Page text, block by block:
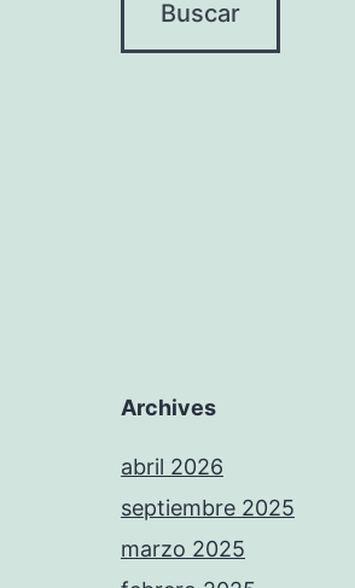
Archives
abril 2026
septiembre 2025
marzo 2025